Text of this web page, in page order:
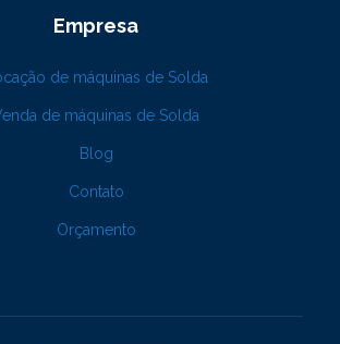
Empresa
de máquinas de Solda
de máquinas de Solda
Blog
Contato
Orçamento